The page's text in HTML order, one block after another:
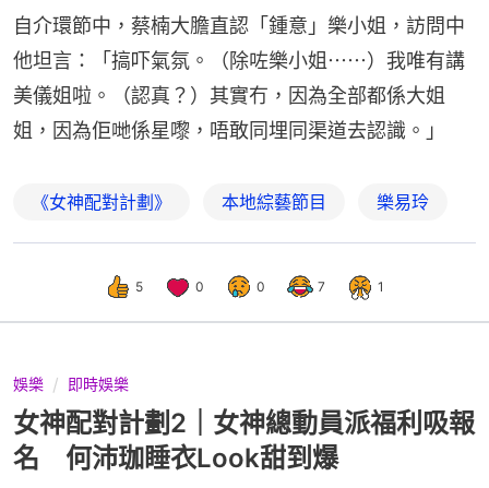
自介環節中，蔡楠大膽直認「鍾意」樂小姐，訪問中
他坦言：「搞吓氣氛。（除咗樂小姐⋯⋯）我唯有講
美儀姐啦。（認真？）其實冇，因為全部都係大姐
姐，因為佢哋係星嚟，唔敢同埋同渠道去認識。」
《女神配對計劃》 本地綜藝節目 樂易玲
5 0 0 7 1
娛樂 即時娛樂
女神配對計劃2｜女神總動員派福利吸報
名 何沛珈睡衣Look甜到爆